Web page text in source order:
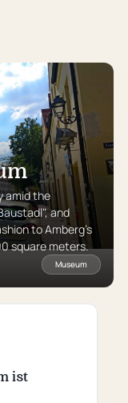
amid the
and
to Amberg’s
square meters.
Museum
ist